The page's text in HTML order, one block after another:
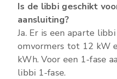
Is de libbi geschikt
aansluiting?
Ja. Er is een aparte
omvormers tot 12 kW
kWh. Voor een 1-fase
libbi 1-fase.